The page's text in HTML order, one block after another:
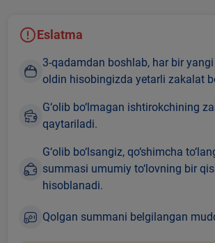
Eslatma
3-qadamdan boshlab, har bir
oldin hisobingizda yetarli zakalat
G‘olib bo‘lmagan ishtirokchining
qaytariladi.
G‘olib bo‘lsangiz, qo‘shimcha
summasi umumiy to‘lovning bir
hisoblanadi.
Qolgan summani belgilangan